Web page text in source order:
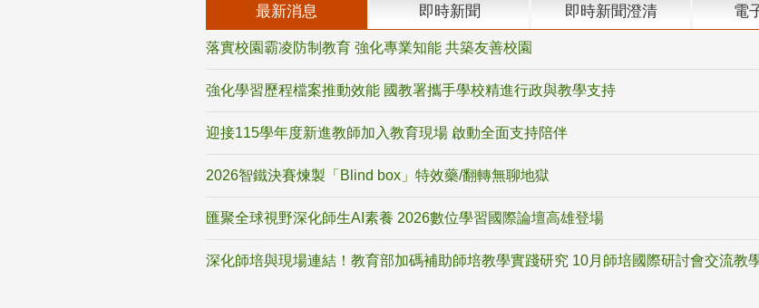
最新消息 即時新聞 即時新聞澄清 電
落實校園霸凌防制教育 強化專業知能 共築友善校園
強化學習歷程檔案推動效能 國教署攜手學校精進行政與教學支持
迎接115學年度新進教師加入教育現場 啟動全面支持陪伴
2026智鐵決賽煉製「Blind box」特效藥/翻轉無聊地獄
匯聚全球視野深化師生AI素養 2026數位學習國際論壇高雄登場
深化師培與現場連結！教育部加碼補助師培教學實踐研究 10月師培國際研討會交流教